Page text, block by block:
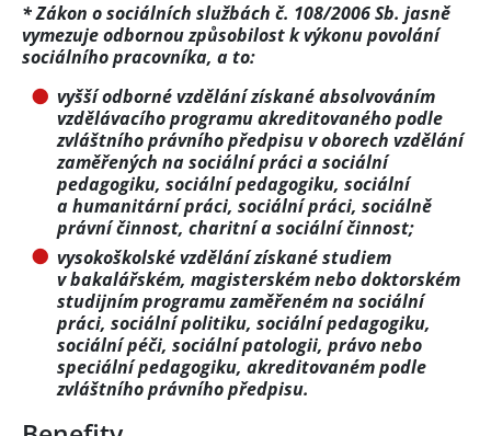
* Zákon o sociálních službách č. 108/2006 Sb. jasně
vymezuje odbornou způsobilost k výkonu povolání
sociálního pracovníka, a to:
vyšší odborné vzdělání získané absolvováním
vzdělávacího programu akreditovaného podle
zvláštního právního předpisu v oborech vzdělání
zaměřených na sociální práci a sociální
pedagogiku, sociální pedagogiku, sociální
a humanitární práci, sociální práci, sociálně
právní činnost, charitní a sociální činnost;
vysokoškolské vzdělání získané studiem
v bakalářském, magisterském nebo doktorském
studijním programu zaměřeném na sociální
práci, sociální politiku, sociální pedagogiku,
sociální péči, sociální patologii, právo nebo
speciální pedagogiku, akreditovaném podle
zvláštního právního předpisu.